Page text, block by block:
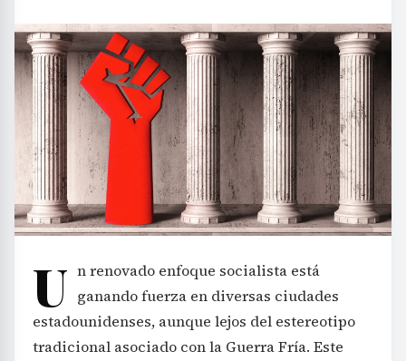
U n renovado enfoque socialista está
ganando fuerza en diversas ciudades
estadounidenses, aunque lejos del estereotipo
tradicional asociado con la Guerra Fría. Este